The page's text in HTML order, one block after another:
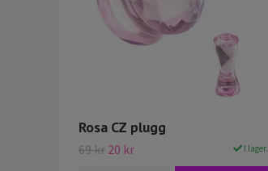
Rosa CZ plugg
69 kr 20 kr I lager.